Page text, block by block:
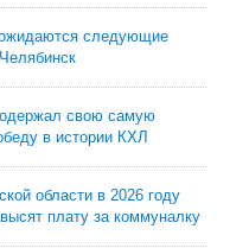
следующие
одержал свою самую
в истории КХЛ
области в 2026 году
плату за коммуналку